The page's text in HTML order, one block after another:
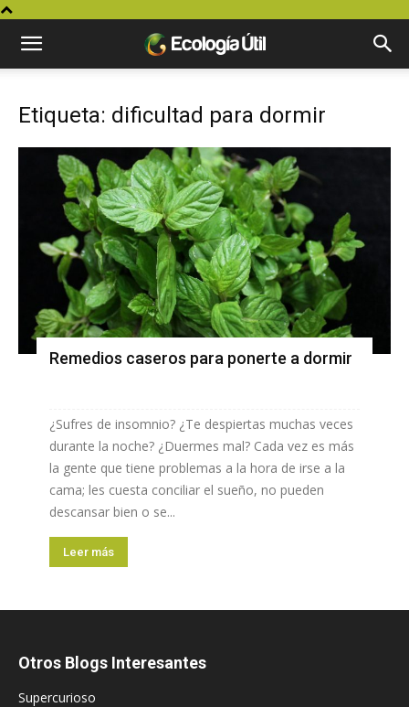
Etiqueta: dificultad para dormir
Remedios caseros para ponerte a dormir
¿Sufres de insomnio? ¿Te despiertas muchas veces
durante la noche? ¿Duermes mal? Cada vez es más
la gente que tiene problemas a la hora de irse a la
cama; les cuesta conciliar el sueño, no pueden
descansar bien o se...
Leer más
Otros Blogs Interesantes
Supercurioso